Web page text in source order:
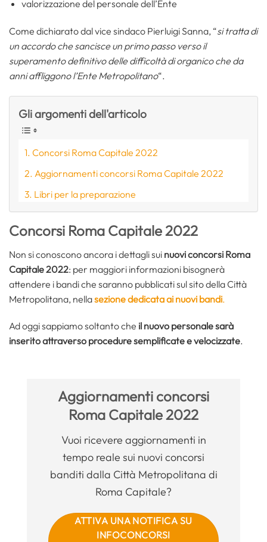
valorizzazione del personale dell’Ente
Come dichiarato dal vice sindaco Pierluigi Sanna, “si tratta di
un accordo che sancisce un primo passo verso il
superamento definitivo delle difficoltà di organico che da
anni affliggono l’Ente Metropolitano“.
Gli argomenti dell'articolo
Concorsi Roma Capitale 2022
Aggiornamenti concorsi Roma Capitale 2022
Libri per la preparazione
Concorsi Roma Capitale 2022
Non si conoscono ancora i dettagli sui nuovi concorsi Roma
Capitale 2022: per maggiori informazioni bisognerà
attendere i bandi che saranno pubblicati sul sito della Città
Metropolitana, nellasezione dedicata ai nuovi bandi.
Ad oggi sappiamo soltanto che il nuovo personale sarà
inserito attraverso procedure semplificate e velocizzate.
Aggiornamenti concorsi
Roma Capitale 2022
Vuoi ricevere aggiornamenti in
tempo reale sui nuovi concorsi
banditi dalla Città Metropolitana di
Roma Capitale?
ATTIVA UNA NOTIFICA SU
INFOCONCORSI